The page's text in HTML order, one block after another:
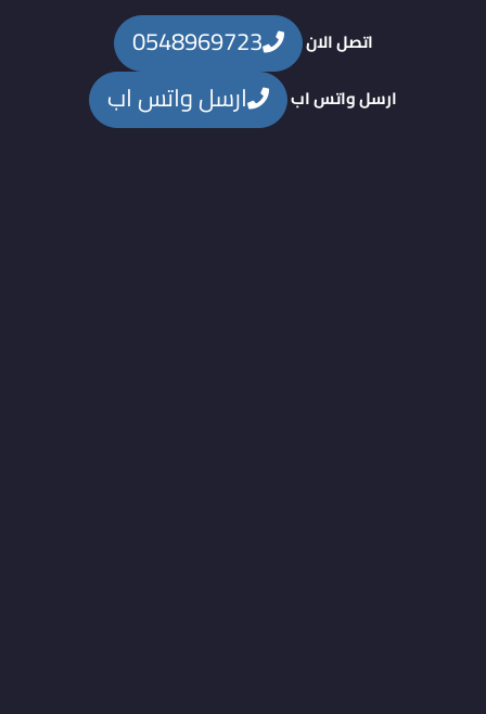
اتصل الان
0548969723
ارسل واتس اب ارسل واتس اب